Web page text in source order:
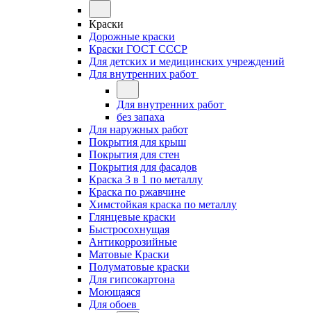
Краски
Дорожные краски
Краски ГОСТ СССР
Для детских и медицинских учреждений
Для внутренних работ
Для внутренних работ
без запаха
Для наружных работ
Покрытия для крыш
Покрытия для стен
Покрытия для фасадов
Краска 3 в 1 по металлу
Краска по ржавчине
Химстойкая краска по металлу
Глянцевые краски
Быстросохнущая
Антикоррозийные
Матовые Краски
Полуматовые краски
Для гипсокартона
Моющаяся
Для обоев